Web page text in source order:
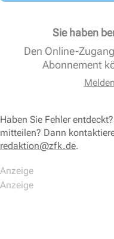
Sie haben
Den Online-
Abonnement
Haben Sie Fehler
mitteilen? Dann
redaktion@zfk.de.